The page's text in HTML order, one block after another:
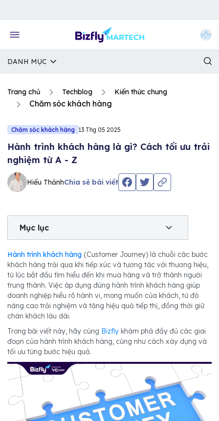
DANH MỤC
Trang chủ Techblog Kiến thức chung
Chăm sóc khách hàng
Chăm sóc khách hàng 13 Thg 05 2025
Hành trình khách hàng là gì? Cách tối ưu trải
nghiệm từ A - Z
Hiếu ThảnhChia sẻ bài viết
Mục lục
Hành trình khách hàng (Customer Journey) là chuỗi các bước
khách hàng trải qua khi tiếp xúc và tương tác với thương hiệu,
từ lúc bắt đầu tìm hiểu đến khi mua hàng và trở thành người
trung thành. Việc áp dụng đúng hành trình khách hàng giúp
doanh nghiệp hiểu rõ hành vi, mong muốn của khách, từ đó
nâng cao trải nghiệm và tăng hiệu quả tiếp thị, đồng thời giữ
chân khách lâu dài.
Trong bài viết này, hãy cùng Bizfly khám phá đầy đủ các giai
đoạn của hành trình khách hàng, cũng như cách xây dựng và
tối ưu từng bước hiệu quả.